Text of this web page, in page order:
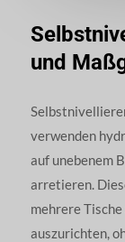
und
verwenden
auf unebenem
arretieren.
mehrere
auszurichten,